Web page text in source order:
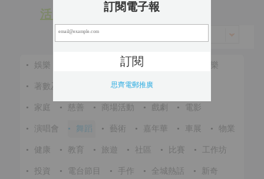
活 動
• 娛樂 • 節慶 音樂
• 著數及優惠 • 體育 •
• 家庭 • 慈善 • 商場活動 • 戲劇 • 電影
• 演唱會 • 舞蹈 • 藝術 • 嘉年華 • 車展 • 物業
• 健康 • 教育 • 旅遊 • 社區 • 比賽 • 工作坊
• 投資 • 電台節目 • 手作 • 全城熱話 • 新奇
訂閱電子報
思齊電郵推廣